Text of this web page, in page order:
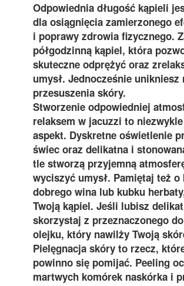
Odpowiednia długość kąpieli
dla osiągnięcia zamierzonego
i poprawy zdrowia fizycznego.
półgodzinną kąpiel, która
skuteczne odprężyć oraz
umysł. Jednocześnie unikniesz
przesuszenia skóry.
Stworzenie odpowiedniej
relaksem w jacuzzi to
aspekt. Dyskretne oświetlenie
świec oraz delikatna i
tle stworzą przyjemną
wyciszyć umysł. Pamiętaj też
dobrego wina lub kubku
Twoją kąpiel. Jeśli lubisz
skorzystaj z przeznaczonego
olejku, który nawilży Twoją
Pielęgnacja skóry to rzecz,
powinno się pomijać. Peeling
martwych komórek naskórka i